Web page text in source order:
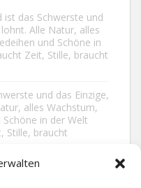
ist das Schwerste und
Alle Natur, alles
und Schöne in
Zeit, Stille, braucht
und das Einzige,
alles Wachstum,
in der Welt
Stille, braucht
unserem Leben